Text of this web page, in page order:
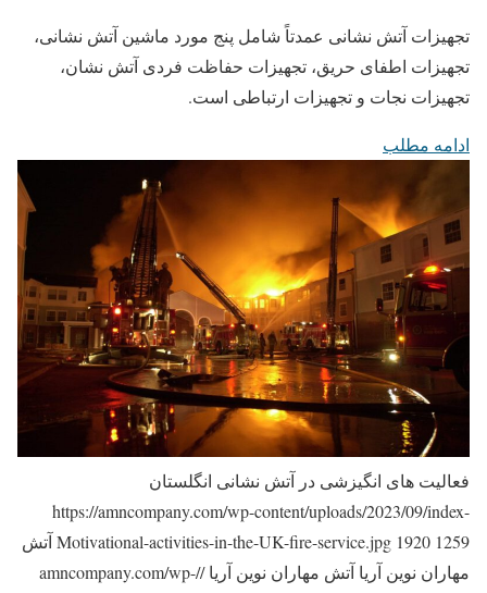
تجهیزات آتش نشانی عمدتاً شامل پنج مورد ماشین آتش نشانی،
تجهیزات اطفای حریق، تجهیزات حفاظت فردی آتش نشان،
تجهیزات نجات و تجهیزات ارتباطی است.
ادامه مطلب
فعالیت های انگیزشی در آتش نشانی انگلستان
https://amncompany.com/wp-content/uploads/2023/09/index-
Motivational-activities-in-the-UK-fire-service.jpg 1920 1259
آتش
مهاران نوین آریا آتش مهاران نوین آریا
//amncompany.com/wp-